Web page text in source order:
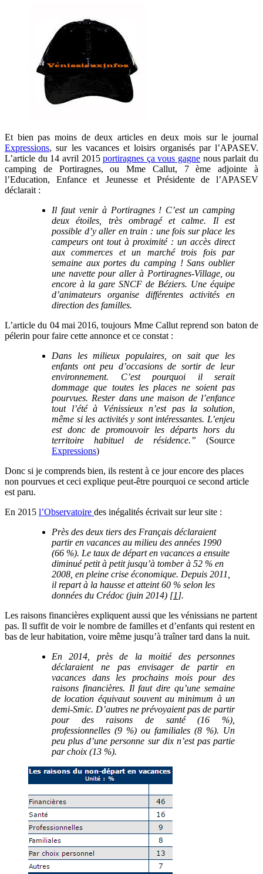
Et bien pas moins de deux articles en deux mois sur le journal
Expressions, sur les vacances et loisirs organisés par l’APASEV.
L’article du 14 avril 2015portiragnes ça vous gagne nous parlait du
camping de Portiragnes, ou Mme Callut, 7 ème adjointe à
l’Education, Enfance et Jeunesse et Présidente de l’APASEV
déclarait :
Il faut venir à Portiragnes ! C’est un camping
deux étoiles, très ombragé et calme. Il est
possible d’y aller en train : une fois sur place les
campeurs ont tout à proximité : un accès direct
aux commerces et un marché trois fois par
semaine aux portes du camping ! Sans oublier
une navette pour aller à Portiragnes-Village, ou
encore à la gare SNCF de Béziers. Une équipe
d’animateurs organise différentes activités en
direction des familles.
L’article du 04 mai 2016, toujours Mme Callut reprend son baton de
pélerin pour faire cette annonce et ce constat :
Dans les milieux populaires, on sait que les
enfants ont peu d’occasions de sortir de leur
environnement. C’est pourquoi il serait
dommage que toutes les places ne soient pas
pourvues. Rester dans une maison de l’enfance
tout l’été à Vénissieux n’est pas la solution,
même si les activités y sont intéressantes. L’enjeu
est donc de promouvoir les départs hors du
territoire habituel de résidence.” (Source
Expressions)
Donc si je comprends bien, ils restent à ce jour encore des places
non pourvues et ceci explique peut-être pourquoi ce second article
est paru.
En 2015 l’Observatoire des inégalités écrivait sur leur site :
Près des deux tiers des Français déclaraient
partir en vacances au milieu des années 1990
(66 %). Le taux de départ en vacances a ensuite
diminué petit à petit jusqu’à tomber à 52 % en
2008, en pleine crise économique. Depuis 2011,
il repart à la hausse et atteint 60 % selon les
données du Crédoc (juin 2014) [1 ].
Les raisons financières expliquent aussi que les vénissians ne partent
pas. Il suffit de voir le nombre de familles et d’enfants qui restent en
bas de leur habitation, voire même jusqu’à traîner tard dans la nuit.
En 2014, près de la moitié des personnes
déclaraient ne pas envisager de partir en
vacances dans les prochains mois pour des
raisons financières. Il faut dire qu’une semaine
de location équivaut souvent au minimum à un
demi-Smic. D’autres ne prévoyaient pas de partir
pour des raisons de santé (16 %),
professionnelles (9 %) ou familiales (8 %). Un
peu plus d’une personne sur dix n’est pas partie
par choix (13 %).